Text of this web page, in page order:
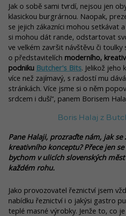
Jak o sobě sami tvrdí, nejsou jen
klasickou burgrárnou. Naopak,
se jejich zákazníci mohou setkávat
si mohou dát rande, odstartovat
ve velkém završit návštěvu či toulky
o představitelích moderního,
podniku Butcher's Bits. Jelikož jeho
více než zajímavý, s radostí mu
stránkách. Více jsme si o něm
srdcem i duší“, panem Borisem
Boris Halaj z
Pane Halaji, prozraďte nám, jak
kreativního konceptu? Přece jen
bychom v ulicích slovenských
každém rohu.
Jako provozovatel řeznictví jsem
nabídku řeznictví i o jakýsi gastro
teplé masné výrobky. Jenže to, co